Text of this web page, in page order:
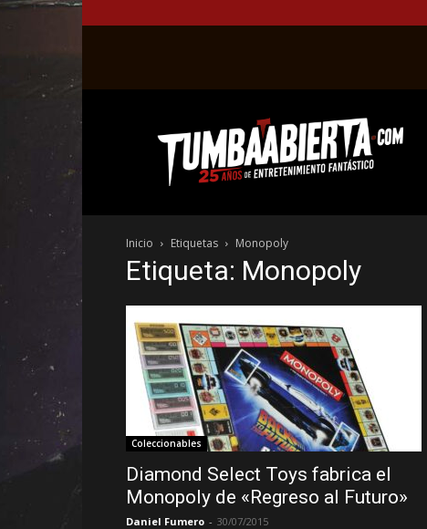
web
del
entretenimiento
el
género
fantástico.
Inicio Etiquetas Monopoly
Etiqueta: Monopoly
Coleccionables
Diamond Select Toys fabrica el
Monopoly de «Regreso al Futuro»
Daniel Fumero - 30/07/2015